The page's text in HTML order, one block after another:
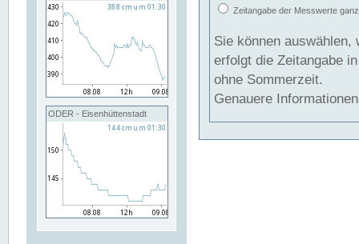
ODER - Eisenhüttenstadt
Zeitangabe der Messwerte
Sie können auswählen,
erfolgt die Zeitangabe
ohne Sommerzeit.
Genauere